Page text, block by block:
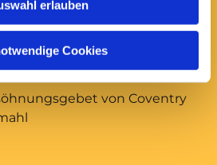
erlauben
Cookies
von Coventry